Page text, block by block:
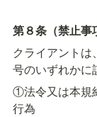
第８条（禁止事
クライアント
号のいずれかに
①法令又は本規
行為